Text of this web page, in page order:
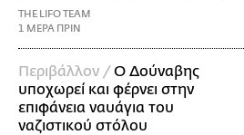
THE LIFO TEAM
1 ΜΕΡΑ ΠΡΙΝ
Περιβάλλον /Ο Δούναβης
υποχωρεί και φέρνει στην
επιφάνεια ναυάγια του
ναζιστικού στόλου